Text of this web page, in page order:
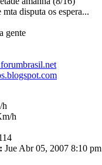
mta disputa os espera...
gente
h
Jue Abr 05, 2007 8:10 pm